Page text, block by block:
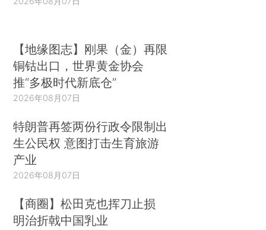
【地缘图志】刚果（金）再限
铜钴出口，世界黄金协会
推“多极时代新底仓”
2026年08月07日
特朗普再签两份行政令限制出
生公民权 意图打击生育旅游
产业
2026年08月07日
【商圈】松田克也挥刀止损
明治折戟中国乳业